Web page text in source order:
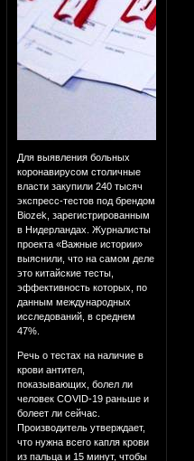
Для выявления больных
коронавирусом столичные
власти закупили 240 тысяч
экспресс-тестов под брендом
Biozek, зарегистрированным
в Нидерландах. Журналисты
проекта «Важные истории»
выяснили, что на самом деле
это китайские тесты,
эффективность которых, по
данным международных
исследований, в среднем
47%.
Речь о тестах на наличие в
крови антител,
показывающих, болел ли
человек COVID-19 раньше и
болеет ли сейчас.
Производитель утверждает,
что нужна всего капля крови
из пальца и 15 минут, чтобы